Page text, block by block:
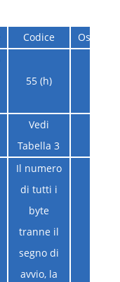
Codice
55 (h)
Vedi
Tabella 3
Il numero
di tutti i
byte
tranne il
segno di
avvio, la